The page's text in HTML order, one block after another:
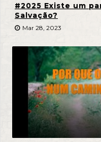
#2025 Existe um
Salvação?
Mar 28, 2023